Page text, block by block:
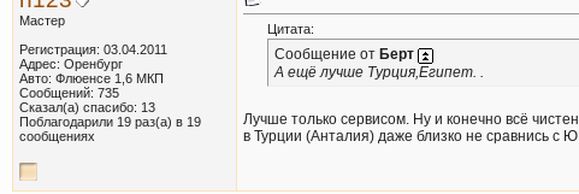
Мастер
Регистрация: 03.04.2011
Адрес: Оренбург
Авто: Флюенсе 1,6 МКП
Сообщений: 735
Сказал(а) спасибо: 13
Поблагодарили 19 раз(а) в 19
сообщениях
Цитата:
Сообщение от Берт
А ещё лучше Турция,Египет. .
Лучше только сервисом. Ну и конечно всё
в Турции (Анталия) даже близко не сравнись с